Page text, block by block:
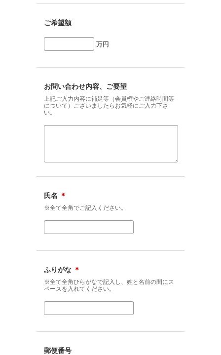
ご希望額
万円
お問い合わせ内容、ご要望
上記ご入力内容に補足等（会員権やご連絡時間等
について）ございましたらお気軽にご入力下さ
い。
氏名 ＊
※全て全角でご記入ください。
ふりがな ＊
※全て全角ひらがなで記入し、姓と名前の間にス
ペースを入れてください。
郵便番号